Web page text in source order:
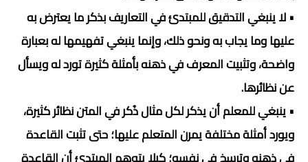
• لا ينبغي التدقيق للمبتدئ في التعاريف بذكر ما يعترض به
عليها وما يجاب به ونحو ذلك، وإنما ينبغي تفهيمها له بعبارة
واضحة، وتثبيت المعرف في ذهنه بأمثلة كثيرة تورد له ويسأل
عن نظائرها.
• ينبغي للمعلم أن يذكر لكل مثال ذُكر في المتن نظائر كثيرة،
ويورد أمثلة مختلفة يمرن المتعلم عليها؛ حتى تثبت القاعدة